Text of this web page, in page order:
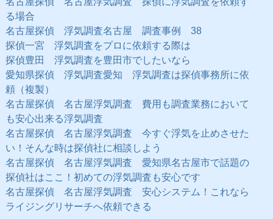
る場合
名古屋探偵 浮気調査名古屋 調査事例 38
探偵一宮 浮気調査をプロに依頼する際は
探偵豊田 浮気調査を豊田市でしたいなら
愛知県探偵 浮気調査愛知 浮気調査は探偵事務所に依
頼（複製）
名古屋探偵 名古屋浮気調査 費用も調査業務において
も安心出来る浮気調査
名古屋探偵 名古屋浮気調査 今すぐ浮気を止めさせた
い！そんな時は探偵社に相談しよう
名古屋探偵 名古屋浮気調査 愛知県名古屋市で話題の
探偵社はここ！初めての浮気調査も安心です
名古屋探偵 名古屋浮気調査 安心システム！これなら
ライジングリサーチへ依頼できる